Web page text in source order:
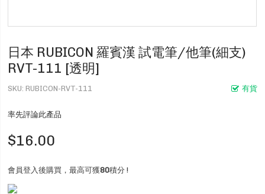
日本 RUBICON 羅賓漢 試電筆/他筆(細支)
RVT-111 [透明]
有貨
SKU RUBICON-RVT-111
率先評論此產品
$16.00
會員登入後購買，最高可獲80積分 !